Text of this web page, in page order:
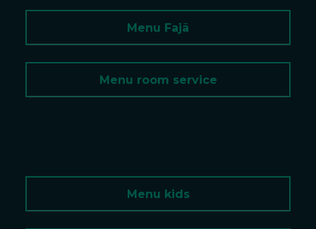
Menu Fajã
Menu room service
Menu kids